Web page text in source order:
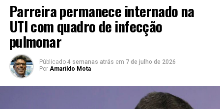
Parreira permanece internado na
UTI com quadro de infecção
pulmonar
Públicado 4 semanas atrás em 7 de julho de 2026
Por Amarildo Mota